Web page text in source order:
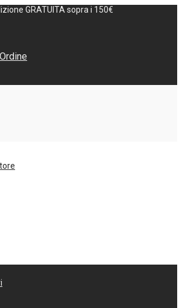
GRATUITA sopra i 150€